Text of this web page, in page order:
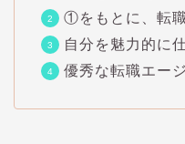
①をもとに、転
自分を魅力的に
優秀な転職エー